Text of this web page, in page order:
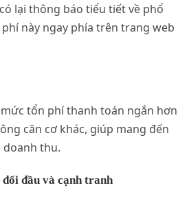
lại thông báo tiểu tiết về phổ
này ngay phía trên trang web
tổn phí thanh toán ngắn hơn
căn cơ khác, giúp mang đến
thu.
đầu và cạnh tranh